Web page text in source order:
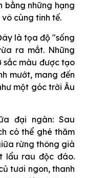
những hạng
cùng tinh tế.
là tọa độ "sống
ra mắt. Những
sắc màu được tạo
mướt, mang đến
một góc trời Âu
đại ngàn: Sau
có thể ghé thăm
rừng thông già
lẩu rau độc đáo.
tươi ngon, thanh